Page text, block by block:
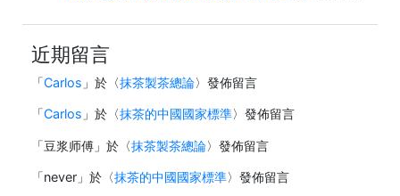
近期留言
「Carlos 」於〈抹茶製茶總論〉發佈留言
「Carlos 」於〈抹茶的中國國家標準〉發佈留言
「豆浆师傅 」於〈抹茶製茶總論〉發佈留言
「never 」於〈抹茶的中國國家標準〉發佈留言